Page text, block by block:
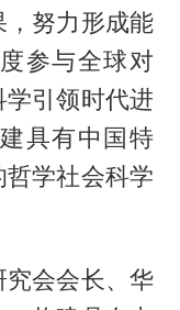
努力形成能
参与全球对
引领时代进
具有中国特
学社会科学
究会会长、华